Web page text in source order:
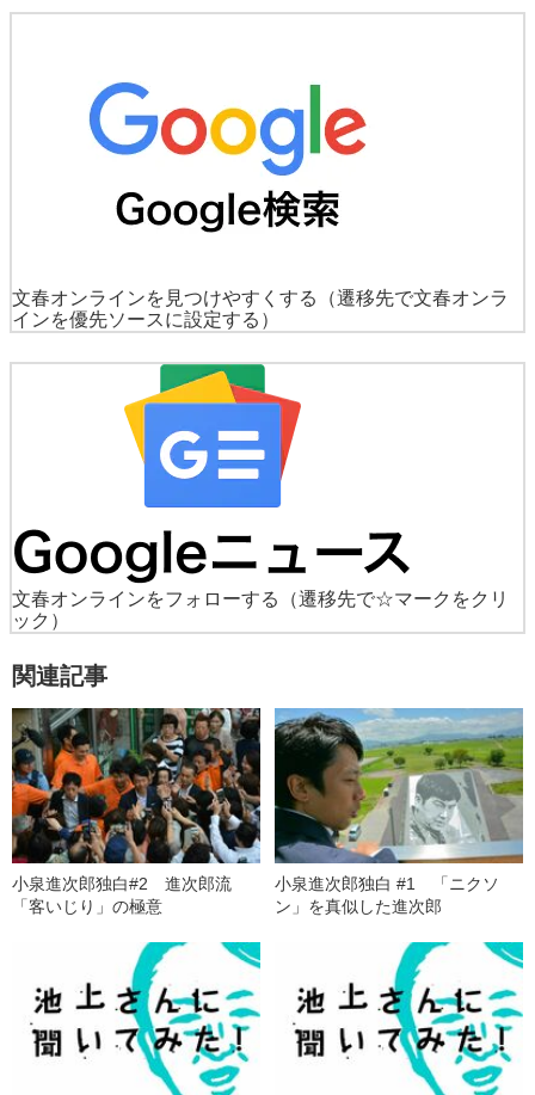
文春オンラインを見つけやすくする
（遷移先で文春オンラ
インを優先ソースに設定する）
文春オンラインをフォローする
（遷移先で☆マークをクリ
ック）
関連記事
小泉進次郎独白#2 進次郎流
「客いじり」の極意
小泉進次郎独白 #1 「ニクソ
ン」を真似した進次郎